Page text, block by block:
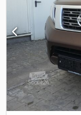
ABS, Блютуз,
контроль,
полная сервисная
раздвижная дверь,
замок, электронная
зеркало,